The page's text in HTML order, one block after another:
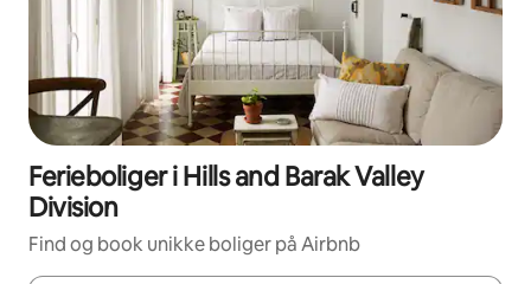
Ferieboliger i Hills and Barak Valley
Division
Find og book unikke boliger på Airbnb